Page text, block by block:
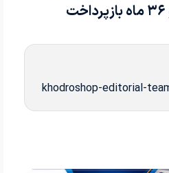
khodroshop-editorial-